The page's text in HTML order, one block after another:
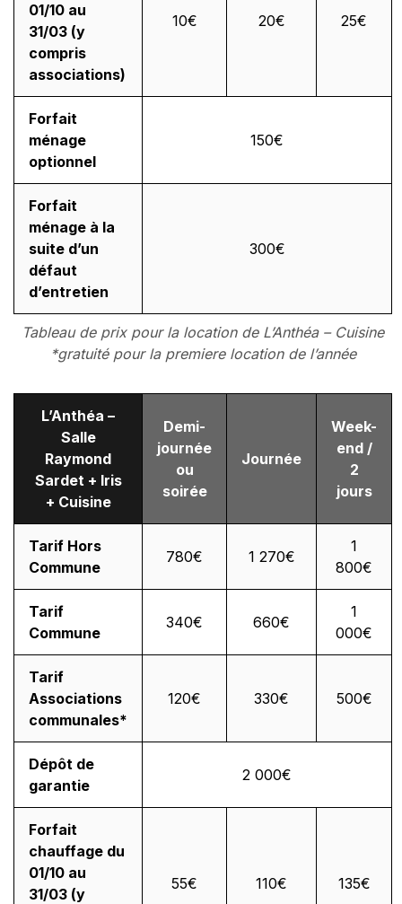
Tableau de prix pour la location de L’Anthéa – Cuisine
*gratuité pour la premiere location de l’année
01/10 au
31/03 (y
compris
associations)
10€ 20€ 25€
Forfait
ménage
optionnel
150€
Forfait
ménage à la
suite d’un
défaut
d’entretien
300€
L’Anthéa –
Salle
Raymond
Sardet + Iris
+ Cuisine
Demi-
journée
ou
soirée
Journée
Week-
end /
2
jours
Tarif Hors
Commune
780€ 1 270€
1
800€
Tarif
Commune
340€ 660€
1
000€
Tarif
Associations
communales*
120€ 330€ 500€
Dépôt de
garantie
2 000€
Forfait
chauffage du
01/10 au
31/03 (y
55€ 110€ 135€